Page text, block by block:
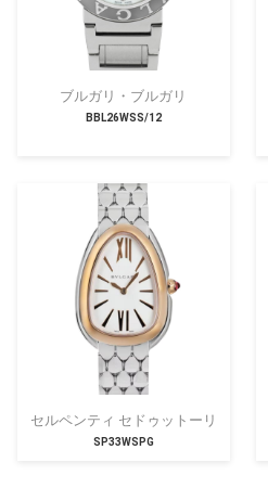
ブルガリ・ブルガリ
BBL26WSS/12
セルペンティ セドゥットーリ
SP33WSPG